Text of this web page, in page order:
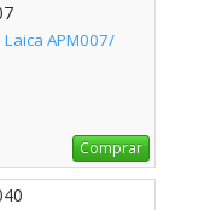
APM007/
Comprar